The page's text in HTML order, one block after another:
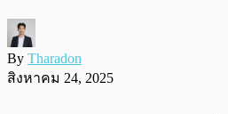
By Tharadon
สิงหาคม 24, 2025